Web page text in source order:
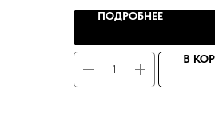
ПОДРОБНЕЕ
В